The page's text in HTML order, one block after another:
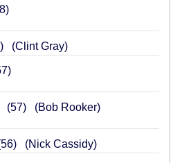
(Clint Gray)
57 (Bob Rooker)
56 (Nick Cassidy)